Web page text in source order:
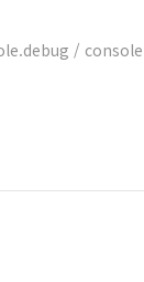
/